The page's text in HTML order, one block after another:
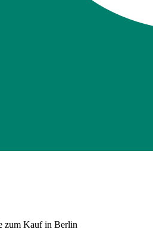
zum Kauf in Berlin